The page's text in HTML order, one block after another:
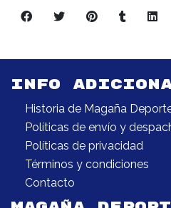
INFO
Historia de Magaña
Políticas de envío y
Políticas de privacidad
Términos y condiciones
Contacto